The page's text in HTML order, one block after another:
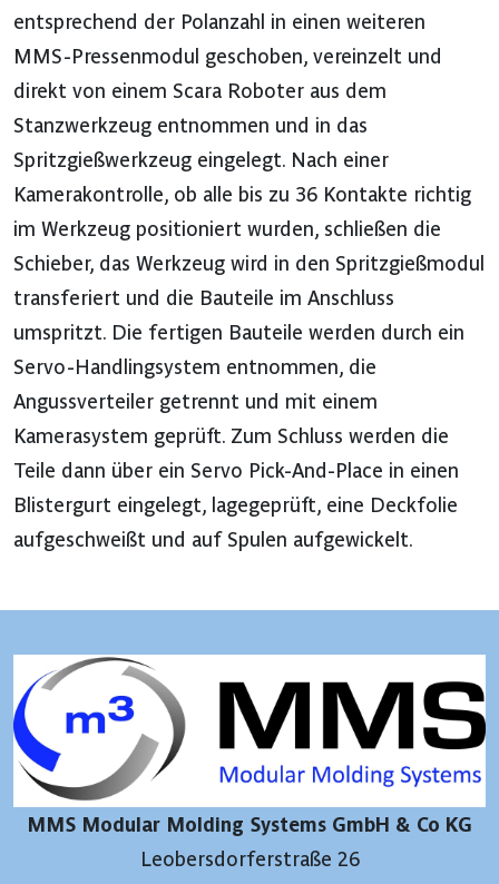
entsprechend der Polanzahl in einen weiteren
MMS-Pressenmodul geschoben, vereinzelt und
direkt von einem Scara Roboter aus dem
Stanzwerkzeug entnommen und in das
Spritzgießwerkzeug eingelegt. Nach einer
Kamerakontrolle, ob alle bis zu 36 Kontakte richtig
im Werkzeug positioniert wurden, schließen die
Schieber, das Werkzeug wird in den Spritzgießmodul
transferiert und die Bauteile im Anschluss
umspritzt. Die fertigen Bauteile werden durch ein
Servo-Handlingsystem entnommen, die
Angussverteiler getrennt und mit einem
Kamerasystem geprüft. Zum Schluss werden die
Teile dann über ein Servo Pick-And-Place in einen
Blistergurt eingelegt, lagegeprüft, eine Deckfolie
aufgeschweißt und auf Spulen aufgewickelt.
MMS Modular Molding Systems GmbH & Co KG
Leobersdorferstraße 26